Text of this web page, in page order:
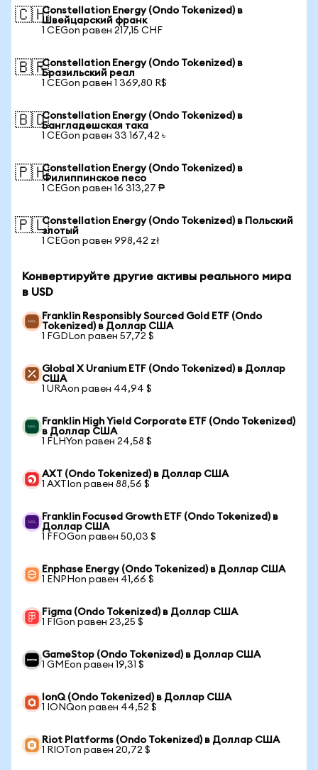
🇨🇭Constellation Energy (Ondo Tokenized) в
Швейцарский франк
1 CEGon равен 217,15 CHF
🇧🇷Constellation Energy (Ondo Tokenized) в
Бразильский реал
1 CEGon равен 1 369,80 R$
🇧🇩Constellation Energy (Ondo Tokenized) в
Бангладешская така
1 CEGon равен 33 167,42 ৳
🇵🇭Constellation Energy (Ondo Tokenized) в
Филиппинское песо
1 CEGon равен 16 313,27 ₱
🇵🇱Constellation Energy (Ondo Tokenized) в Польский
злотый
1 CEGon равен 998,42 zł
Конвертируйте другие активы реального мира
в USD
Franklin Responsibly Sourced Gold ETF (Ondo
Tokenized) в Доллар США
1 FGDLon равен 57,72 $
Global X Uranium ETF (Ondo Tokenized) в Доллар
США
1 URAon равен 44,94 $
Franklin High Yield Corporate ETF (Ondo Tokenized)
в Доллар США
1 FLHYon равен 24,58 $
AXT (Ondo Tokenized) в Доллар США
1 AXTIon равен 88,56 $
Franklin Focused Growth ETF (Ondo Tokenized) в
Доллар США
1 FFOGon равен 50,03 $
Enphase Energy (Ondo Tokenized) в Доллар США
1 ENPHon равен 41,66 $
Figma (Ondo Tokenized) в Доллар США
1 FIGon равен 23,25 $
GameStop (Ondo Tokenized) в Доллар США
1 GMEon равен 19,31 $
IonQ (Ondo Tokenized) в Доллар США
1 IONQon равен 44,52 $
Riot Platforms (Ondo Tokenized) в Доллар США
1 RIOTon равен 20,72 $